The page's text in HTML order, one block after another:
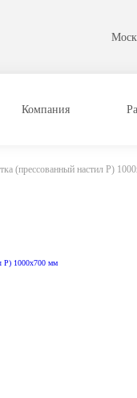
Компания
(прессованный настил Р)